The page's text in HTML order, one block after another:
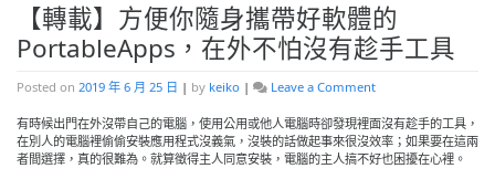
【轉載】方便你隨身攜帶好軟體的
PortableApps，在外不怕沒有趁手工具
Posted on 2019 年 6 月 25 日 | by keiko | Leave a Commenton
載】
方
便
有時候出門在外沒帶自己的電腦，使用公用或他人電腦時卻發現裡面沒有趁手的工具，
在別人的電腦裡偷偷安裝應用程式沒義氣，沒裝的話做起事來很沒效率；如果要在這兩
者間選擇，真的很難為。就算徵得主人同意安裝，電腦的主人搞不好也困擾在心裡。